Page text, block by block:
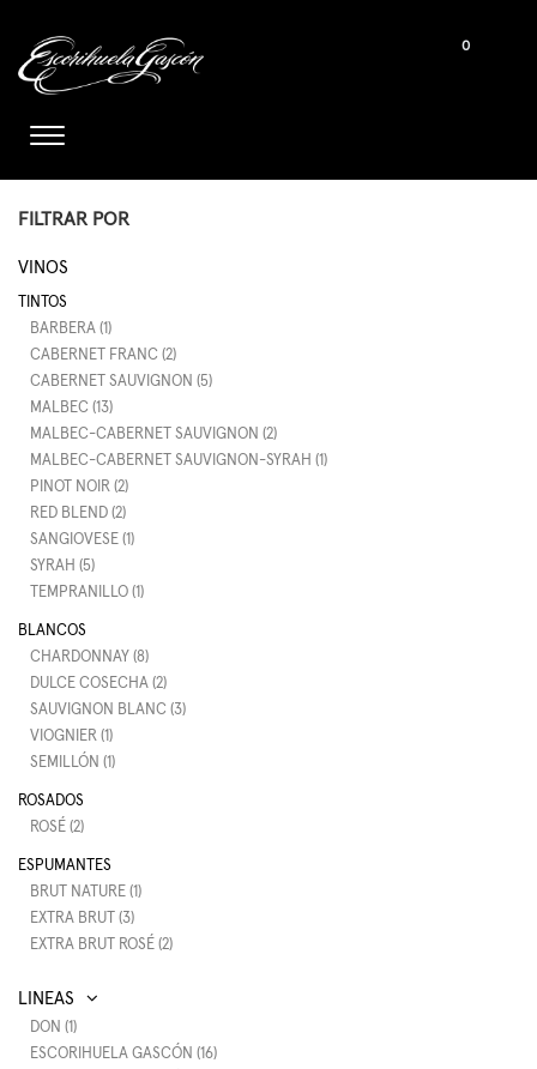
0
FILTRAR POR
VINOS
TINTOS
BARBERA (1)
CABERNET FRANC (2)
CABERNET SAUVIGNON (5)
MALBEC (13)
MALBEC-CABERNET SAUVIGNON (2)
MALBEC-CABERNET SAUVIGNON-SYRAH (1)
PINOT NOIR (2)
RED BLEND (2)
SANGIOVESE (1)
SYRAH (5)
TEMPRANILLO (1)
BLANCOS
CHARDONNAY (8)
DULCE COSECHA (2)
SAUVIGNON BLANC (3)
VIOGNIER (1)
SEMILLÓN (1)
ROSADOS
ROSÉ (2)
ESPUMANTES
BRUT NATURE (1)
EXTRA BRUT (3)
EXTRA BRUT ROSÉ (2)
DON (1)
ESCORIHUELA GASCÓN (16)